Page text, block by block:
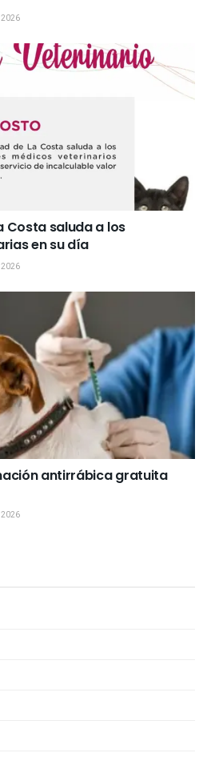
2026
Costa saluda a los
en su día
2026
antirrábica gratuita
2026